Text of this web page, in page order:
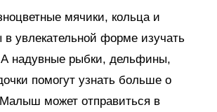
мячики, кольца и
увлекательной форме изучать
надувные рыбки, дельфины,
помогут узнать больше о
может отправиться в